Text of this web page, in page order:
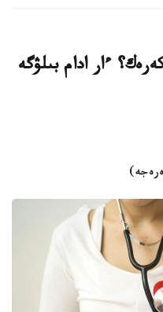
ءار ادام بىلۋگە